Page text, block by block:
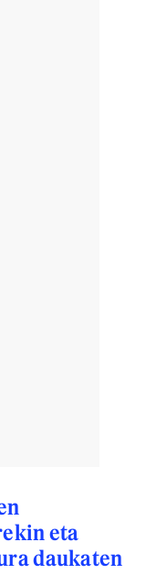
eta
daukaten